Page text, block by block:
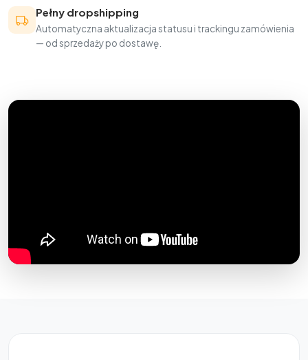
Pełny dropshipping
Automatyczna aktualizacja statusu i trackingu zamówienia
— od sprzedaży po dostawę.